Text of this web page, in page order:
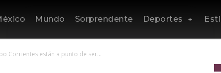
Mundo Sorprendente Deportes
Corrientes están a punto de ser...